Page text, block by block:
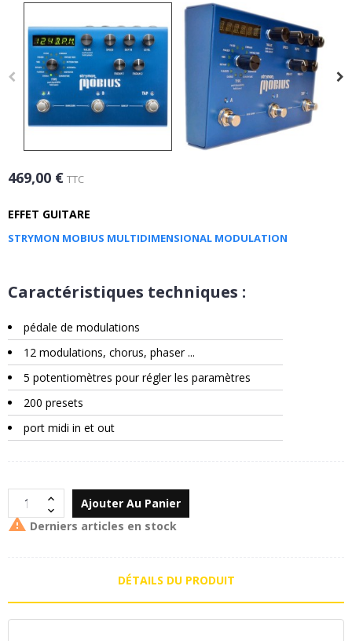
469,00 € TTC
EFFET GUITARE
STRYMON MOBIUS MULTIDIMENSIONAL MODULATION
Caractéristiques techniques :
pédale de modulations
12 modulations, chorus, phaser ...
5 potentiomètres pour régler les paramètres
200 presets
port midi in et out
Ajouter Au Panier
 Derniers articles en stock
DÉTAILS DU PRODUIT